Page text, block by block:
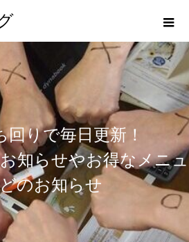
回りで毎日 更新 ！
お知らせやお得なメニュ
どのお知らせ